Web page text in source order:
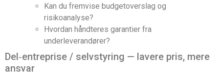
Kan du fremvise budgetoverslag og
risikoanalyse?
Hvordan håndteres garantier fra
underleverandører?
Del‑entreprise / selvstyring — lavere pris, mere
ansvar